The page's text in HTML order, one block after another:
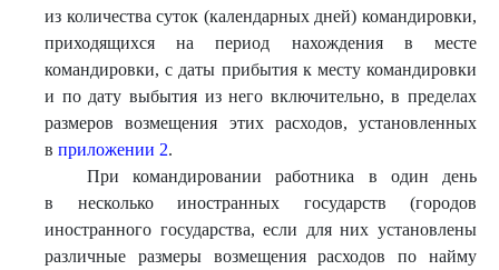
из количества суток (календарных дней) командировки,
приходящихся на период нахождения в месте
командировки, с даты прибытия к месту командировки
и по дату выбытия из него включительно, в пределах
размеров возмещения этих расходов, установленных
в приложении 2.
При командировании работника в один день
в несколько иностранных государств (городов
иностранного государства, если для них установлены
различные размеры возмещения расходов по найму